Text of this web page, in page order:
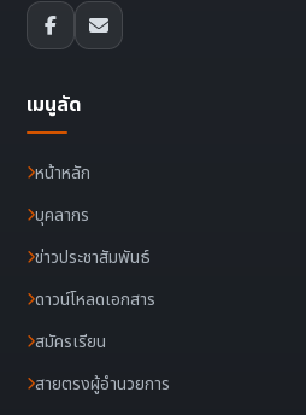
เมนูลัด
หน้าหลัก
บุคลากร
ข่าวประชาสัมพันธ์
ดาวน์โหลดเอกสาร
สมัครเรียน
สายตรงผู้อำนวยการ